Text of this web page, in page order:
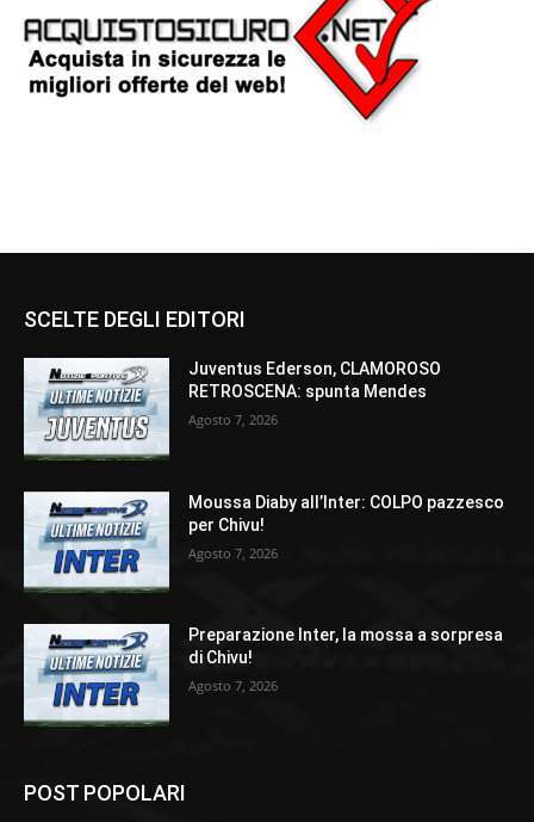
SCELTE DEGLI EDITORI
Juventus Ederson, CLAMOROSO
RETROSCENA: spunta Mendes
Agosto 7, 2026
Moussa Diaby all’Inter: COLPO pazzesco
per Chivu!
Agosto 7, 2026
Preparazione Inter, la mossa a sorpresa
di Chivu!
Agosto 7, 2026
POST POPOLARI